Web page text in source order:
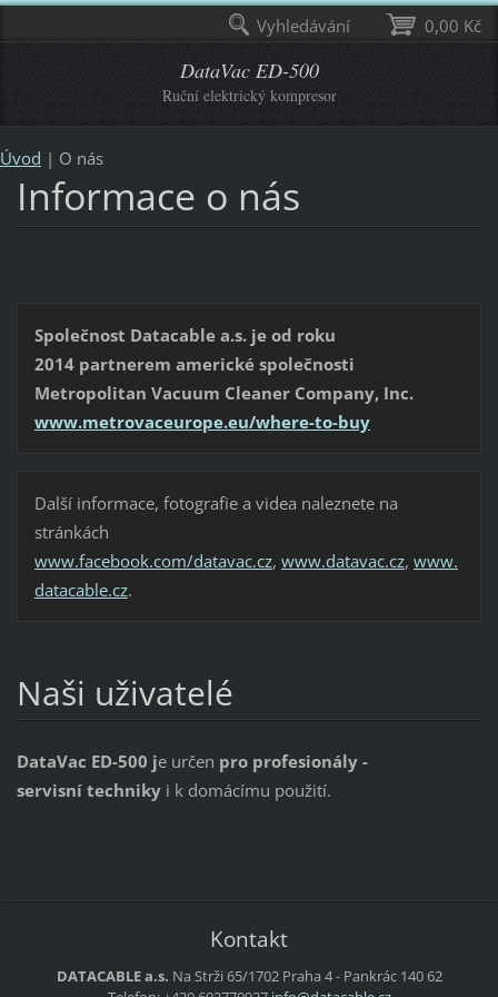
DataVac ED-500
Ruční elektrický kompresor
Úvod | O nás
Informace o nás
Společnost Datacable a.s. je od roku
2014 partnerem americké společnosti
Metropolitan Vacuum Cleaner Company, Inc.
www.metrovaceurope.eu/where-to-buy
Další informace, fotografie a videa naleznete na
stránkách
www.facebook.com/datavac.cz, www.datavac.cz, www.
datacable.cz.
Naši uživatelé
DataVac ED-500 je určen pro profesionály -
servisnítechnikyi k domácímu použití.
Kontakt
DATACABLE a.s. Na Strži 65/1702Praha 4 - Pankrác140 62
0,00 Kč
Vyhledávání